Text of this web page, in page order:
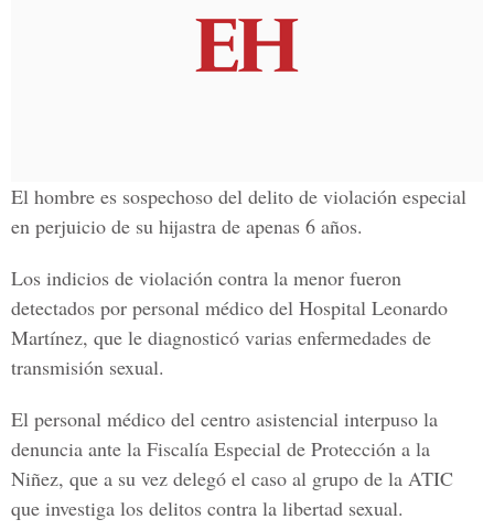
El hombre es sospechoso del delito de violación especial
en perjuicio de su hijastra de apenas 6 años.
Los indicios de violación contra la menor fueron
detectados por personal médico del Hospital Leonardo
Martínez, que le diagnosticó varias enfermedades de
transmisión sexual.
El personal médico del centro asistencial interpuso la
denuncia ante la Fiscalía Especial de Protección a la
Niñez, que a su vez delegó el caso al grupo de la ATIC
que investiga los delitos contra la libertad sexual.